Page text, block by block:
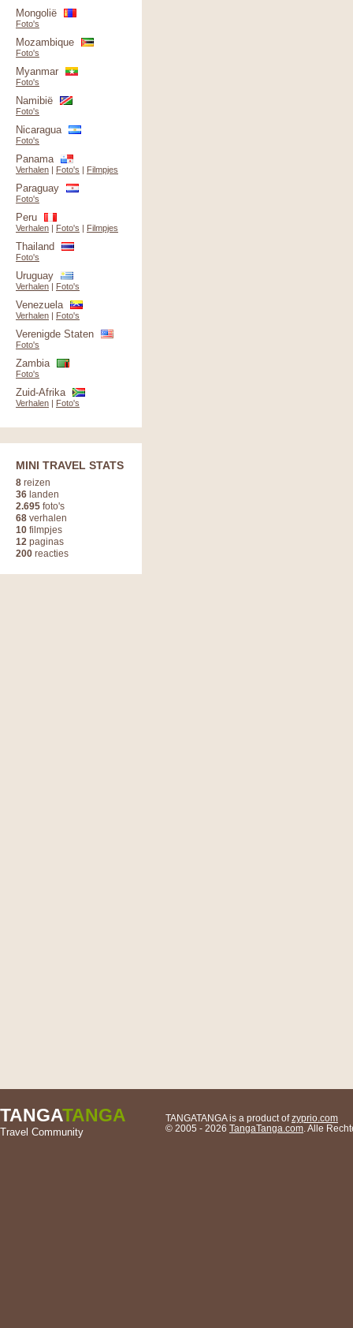
Mongolië
Foto's
Mozambique
Foto's
Myanmar
Foto's
Namibië
Foto's
Nicaragua
Foto's
Panama
Verhalen | Foto's | Filmpjes
Paraguay
Foto's
Peru
Verhalen | Foto's | Filmpjes
Thailand
Foto's
Uruguay
Verhalen | Foto's
Venezuela
Verhalen | Foto's
Verenigde Staten
Foto's
Zambia
Foto's
Zuid-Afrika
Verhalen | Foto's
MINI TRAVEL STATS
8 reizen
36 landen
2.695 foto's
68 verhalen
10 filmpjes
12 paginas
200 reacties
TANGATANGA
Travel Community
TANGATANGA is a product ofzyprio.com
© 2005 - 2026 TangaTanga.com . Alle